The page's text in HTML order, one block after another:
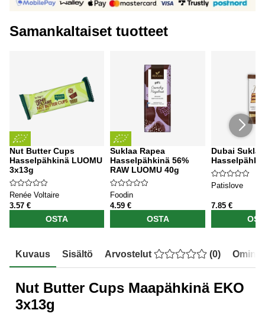
Samankaltaiset tuotteet
Nut Butter Cups
Hasselpähkinä LUOMU
3x13g
Renée Voltaire
3.57 €
OSTA
Suklaa Rapea
Hasselpähkinä 56%
RAW LUOMU 40g
Foodin
4.59 €
OSTA
Dubai Suklaa
Patislove
7.85 €
Kuvaus Sisältö Arvostelut (0)
Nut Butter Cups Maapähkinä EKO
3x13g